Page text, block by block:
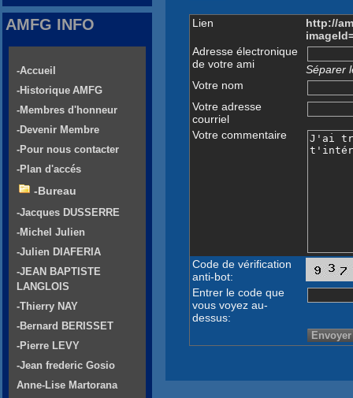
Lien
http://
Adresse électronique
de votre ami
Séparer
Votre nom
Votre adresse
courriel
Votre commentaire
Code de vérification
anti-bot:
Entrer le code que
vous voyez au-
dessus:
AMFG INFO
-Accueil
-Historique AMFG
-Membres d'honneur
-Devenir Membre
-Pour nous contacter
-Plan d'accés
-Bureau
-Jacques DUSSERRE
-Michel Julien
-Julien DIAFERIA
-JEAN BAPTISTE
LANGLOIS
-Thierry NAY
-Bernard BERISSET
-Pierre LEVY
-Jean frederic Gosio
Anne-Lise Martorana